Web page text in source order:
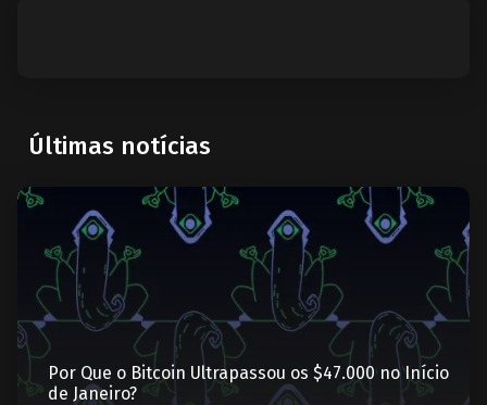
Últimas notícias
Por Que o Bitcoin Ultrapassou os $47.000 no Início
de Janeiro?